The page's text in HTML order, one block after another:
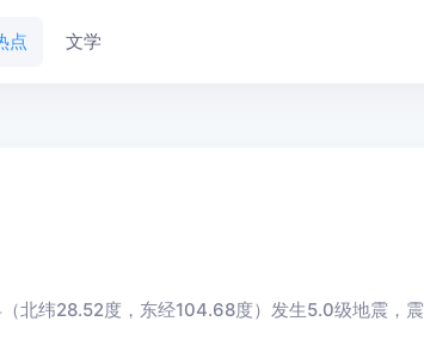
点 文学
北纬28.52度，东经104.68度）发生5.0级地震，震